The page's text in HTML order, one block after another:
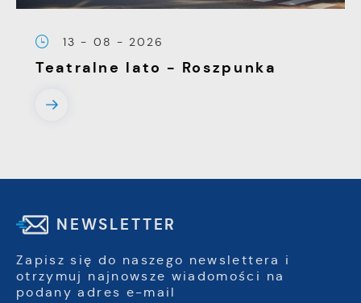
13 - 08 - 2026
Teatralne lato - Roszpunka
NEWSLETTER
Zapisz się do naszego newslettera i
otrzymuj najnowsze wiadomości na
podany adres e-mail